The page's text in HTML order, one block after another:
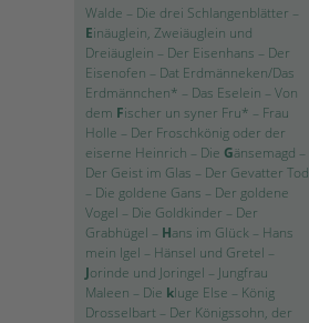
Walde – Die drei Schlangenblätter –
Einäuglein, Zweiäuglein und
Dreiäuglein – Der Eisenhans – Der
Eisenofen – Dat Erdmänneken/Das
Erdmännchen* – Das Eselein – Von
dem Fischer un syner Fru* – Frau
Holle – Der Froschkönig oder der
eiserne Heinrich – Die Gänsemagd –
Der Geist im Glas – Der Gevatter Tod
– Die goldene Gans – Der goldene
Vogel – Die Goldkinder – Der
Grabhügel – Hans im Glück – Hans
mein Igel – Hänsel und Gretel –
Jorinde und Joringel – Jungfrau
Maleen – Die kluge Else – König
Drosselbart – Der Königssohn, der